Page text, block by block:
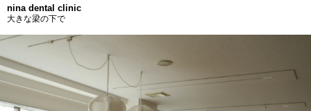
nina dental clinic
大きな梁の下で